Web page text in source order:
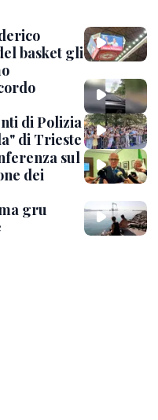
basket gli
di Polizia
di Trieste
sul
dei
gru